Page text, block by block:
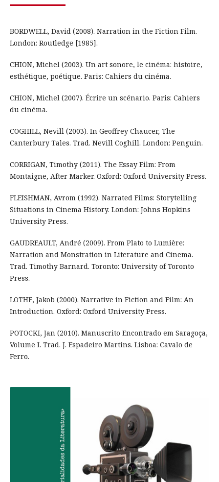
BORDWELL, David (2008). Narration in the Fiction Film.
London: Routledge [1985].
CHION, Michel (2003). Un art sonore, le cinéma: histoire,
esthétique, poétique. Paris: Cahiers du cinéma.
CHION, Michel (2007). Écrire un scénario. Paris: Cahiers
du cinéma.
COGHILL, Nevill (2003). In Geoffrey Chaucer, The
Canterbury Tales. Trad. Nevill Coghill. London: Penguin.
CORRIGAN, Timothy (2011). The Essay Film: From
Montaigne, After Marker. Oxford: Oxford University Press.
FLEISHMAN, Avrom (1992). Narrated Films: Storytelling
Situations in Cinema History. London: Johns Hopkins
University Press.
GAUDREAULT, André (2009). From Plato to Lumière:
Narration and Monstration in Literature and Cinema.
Trad. Timothy Barnard. Toronto: University of Toronto
Press.
LOTHE, Jakob (2000). Narrative in Fiction and Film: An
Introduction. Oxford: Oxford University Press.
POTOCKI, Jan (2010). Manuscrito Encontrado em Saragoça,
Volume I. Trad. J. Espadeiro Martins. Lisboa: Cavalo de
Ferro.